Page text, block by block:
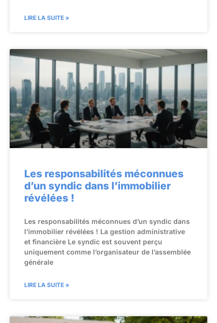
LIRE LA SUITE »
Les responsabilités méconnues
d’un syndic dans l’immobilier
révélées !
Les responsabilités méconnues d’un syndic dans
l’immobilier révélées ! La gestion administrative
et financière Le syndic est souvent perçu
uniquement comme l’organisateur de l’assemblée
générale
LIRE LA SUITE »